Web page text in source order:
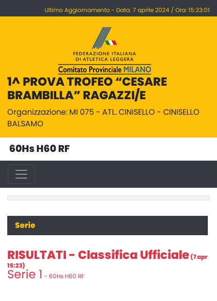
Ultimo Aggiornamento - Data: 7 aprile 2024 / Ora: 15:23:01
1^ PROVA TROFEO “CESARE
BRAMBILLA” RAGAZZI/E
Organizzazione: MI 075 - ATL. CINISELLO - CINISELLO
BALSAMO
60Hs H60 RF
Serie
RISULTATI - Classifica Ufficiale (7 apr
15:23)
Serie 1 - 60Hs H60 RF